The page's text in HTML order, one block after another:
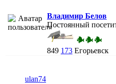
Владимир Белов
Постоянный
849 173 Егорьевск
ulan74